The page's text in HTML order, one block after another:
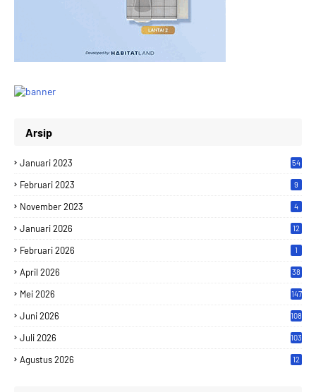
Arsip
Januari 2023 54
Februari 2023 9
November 2023 4
Januari 2026 12
Februari 2026 1
April 2026 38
Mei 2026 147
Juni 2026 108
Juli 2026 103
Agustus 2026 12